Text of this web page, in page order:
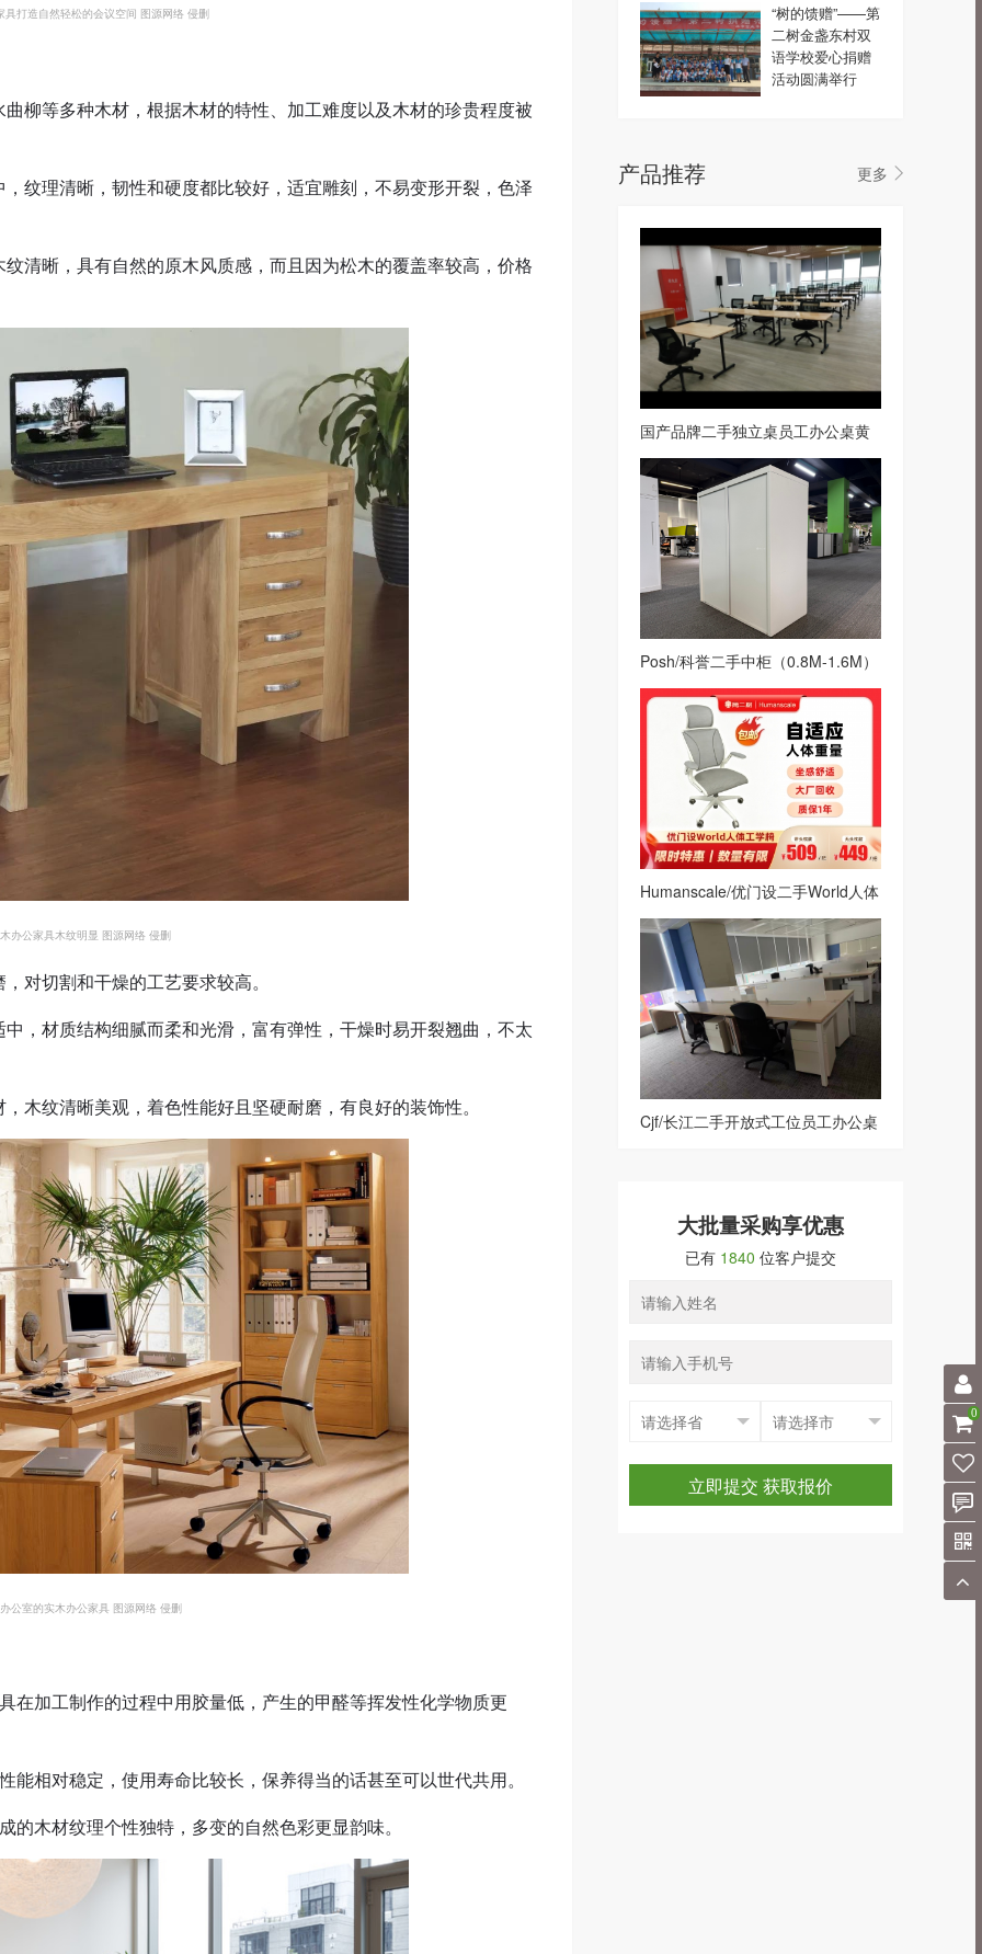
具打造自然轻松的会议空间 图源网络 侵删
柳等多种木材，根据木材的特性、加工难度以及木材的珍贵程度被
纹理清晰，韧性和硬度都比较好，适宜雕刻，不易变形开裂，色泽
清晰，具有自然的原木风质感，而且因为松木的覆盖率较高，价格
办公家具木纹明显 图源网络 侵删
对切割和干燥的工艺要求较高。
，材质结构细腻而柔和光滑，富有弹性，干燥时易开裂翘曲，不太
木纹清晰美观，着色性能好且坚硬耐磨，有良好的装饰性。
公室的实木办公家具 图源网络 侵删
在加工制作的过程中用胶量低，产生的甲醛等挥发性化学物质更
相对稳定，使用寿命比较长，保养得当的话甚至可以世代共用。
木材纹理个性独特，多变的自然色彩更显韵味。
“树的馈赠”——第
二树金盏东村双
语学校爱心捐赠
活动圆满举行
产品推荐 更多
国产品牌二手独立桌员工办公桌黄
Posh/科誉二手中柜（0.8M-1.6M）
文件柜白
Humanscale/优门设二手World人体
工学椅网布转椅办公椅电脑椅白
Cjf/长江二手开放式工位员工办公桌
大批量采购享优惠
已有 1840 位客户提交
立即提交 获取报价
0